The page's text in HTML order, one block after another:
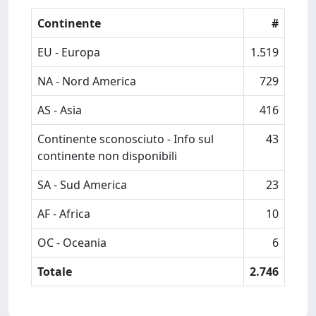
Continente
#
EU - Europa
1.519
NA - Nord America
729
AS - Asia
416
Continente sconosciuto - Info sul
continente non disponibili
43
SA - Sud America
23
AF - Africa
10
OC - Oceania
6
Totale
2.746